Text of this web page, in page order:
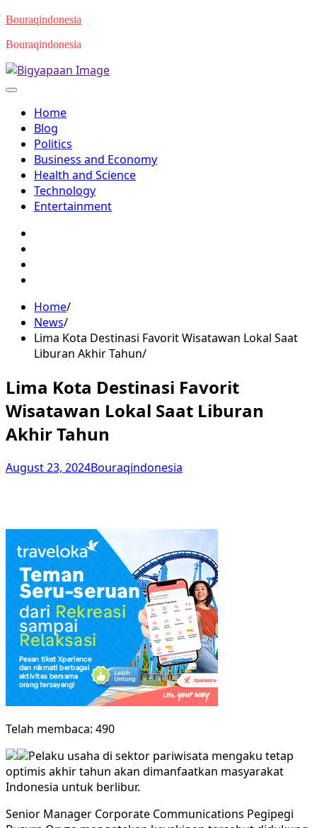
Skip
content
Bouraqindonesia
Bouraqindonesia
Home
Blog
Politics
Business and Economy
Health and Science
Technology
Entertainment
Home
News
Lima Kota Destinasi Favorit Wisatawan Lokal Saat
Liburan Akhir Tahun
Lima Kota Destinasi Favorit
Wisatawan Lokal Saat Liburan
Akhir Tahun
August 23, 2024Bouraqindonesia
Telah membaca: 490
Pelaku usaha di sektor pariwisata mengaku tetap
optimis akhir tahun akan dimanfaatkan masyarakat
Indonesia untuk berlibur.
Senior Manager Corporate Communications Pegipegi